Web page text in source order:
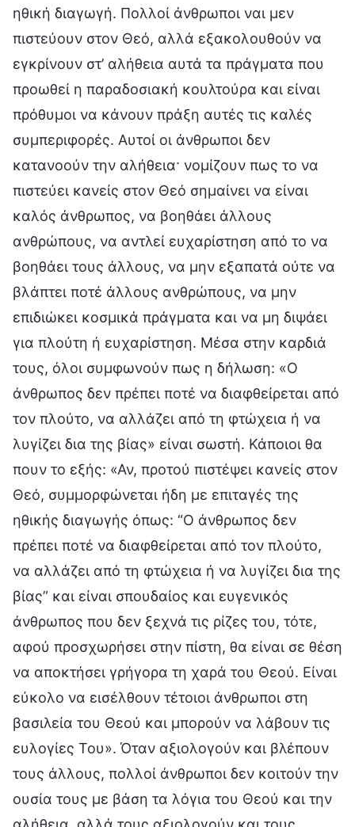
ηθική διαγωγή. Πολλοί άνθρωποι ναι μεν
πιστεύουν στον Θεό, αλλά εξακολουθούν να
εγκρίνουν στ’ αλήθεια αυτά τα πράγματα που
προωθεί η παραδοσιακή κουλτούρα και είναι
πρόθυμοι να κάνουν πράξη αυτές τις καλές
συμπεριφορές. Αυτοί οι άνθρωποι δεν
κατανοούν την αλήθεια· νομίζουν πως το να
πιστεύει κανείς στον Θεό σημαίνει να είναι
καλός άνθρωπος, να βοηθάει άλλους
ανθρώπους, να αντλεί ευχαρίστηση από το να
βοηθάει τους άλλους, να μην εξαπατά ούτε να
βλάπτει ποτέ άλλους ανθρώπους, να μην
επιδιώκει κοσμικά πράγματα και να μη διψάει
για πλούτη ή ευχαρίστηση. Μέσα στην καρδιά
τους, όλοι συμφωνούν πως η δήλωση: «Ο
άνθρωπος δεν πρέπει ποτέ να διαφθείρεται από
τον πλούτο, να αλλάζει από τη φτώχεια ή να
λυγίζει δια της βίας» είναι σωστή. Κάποιοι θα
πουν το εξής: «Αν, προτού πιστέψει κανείς στον
Θεό, συμμορφώνεται ήδη με επιταγές της
ηθικής διαγωγής όπως: “Ο άνθρωπος δεν
πρέπει ποτέ να διαφθείρεται από τον πλούτο,
να αλλάζει από τη φτώχεια ή να λυγίζει δια της
βίας” και είναι σπουδαίος και ευγενικός
άνθρωπος που δεν ξεχνά τις ρίζες του, τότε,
αφού προσχωρήσει στην πίστη, θα είναι σε θέση
να αποκτήσει γρήγορα τη χαρά του Θεού. Είναι
εύκολο να εισέλθουν τέτοιοι άνθρωποι στη
βασιλεία του Θεού και μπορούν να λάβουν τις
ευλογίες Του». Όταν αξιολογούν και βλέπουν
τους άλλους, πολλοί άνθρωποι δεν κοιτούν την
ουσία τους με βάση τα λόγια του Θεού και την